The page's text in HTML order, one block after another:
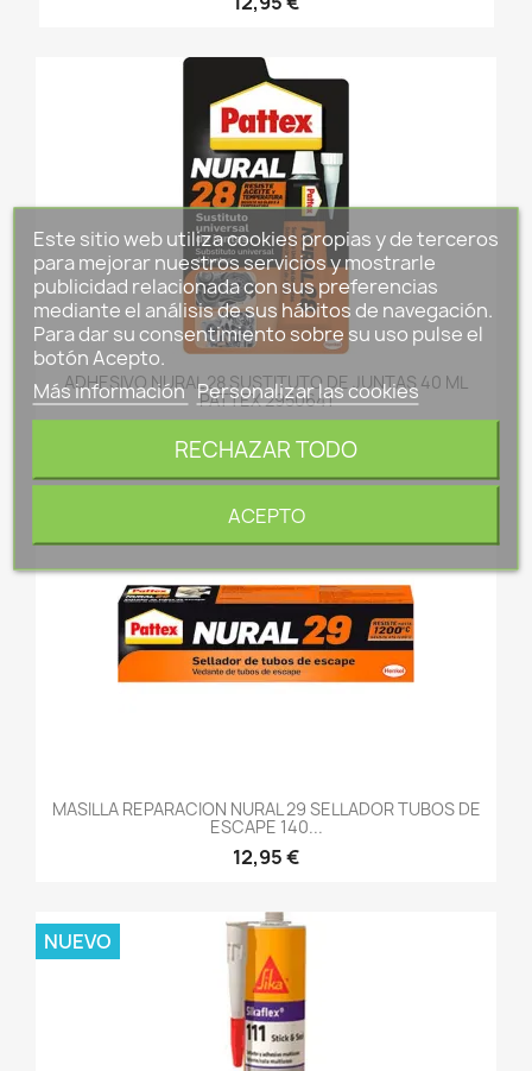
ADHESIVO NURAL 28 SUSTITUTO DE JUNTAS 40 ML
PATTEX 2950641
MASILLA REPARACION NURAL 29 SELLADOR TUBOS DE
ESCAPE 140...
12,95 €
NUEVO
Este sitio web utiliza cookies propias y de terceros
para mejorar nuestros servicios y mostrarle
publicidad relacionada con sus preferencias
mediante el análisis de sus hábitos de navegación.
Para dar su consentimiento sobre su uso pulse el
botón Acepto.
Más información Personalizar las cookies
RECHAZAR TODO
ACEPTO